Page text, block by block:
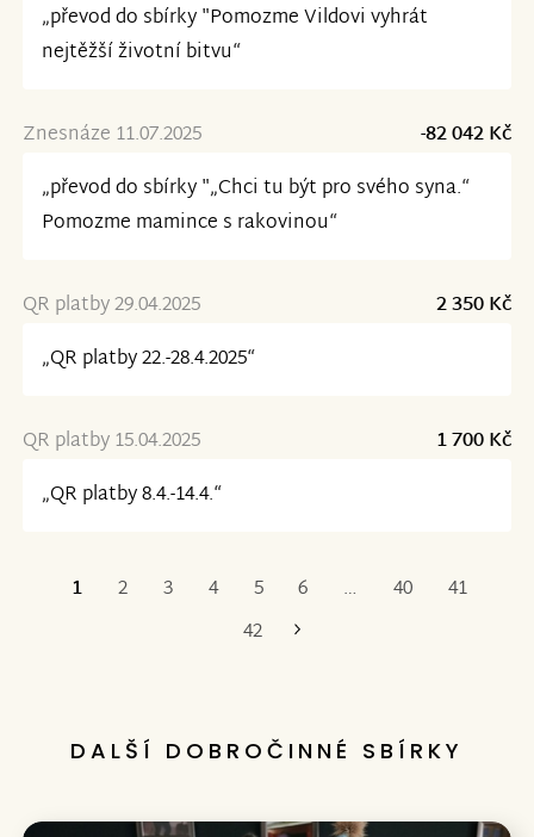
„převod do sbírky "Pomozme Vildovi vyhrát
nejtěžší životní bitvu“
Znesnáze 11.07.2025
-82 042 Kč
„převod do sbírky "„Chci tu být pro svého syna.“
Pomozme mamince s rakovinou“
QR platby 29.04.2025
2 350 Kč
„QR platby 22.-28.4.2025“
QR platby 15.04.2025
1 700 Kč
„QR platby 8.4.-14.4.“
1 2 3 4 5 6 … 40
41
42
Poslední
DALŠÍ DOBROČINNÉ SBÍRKY